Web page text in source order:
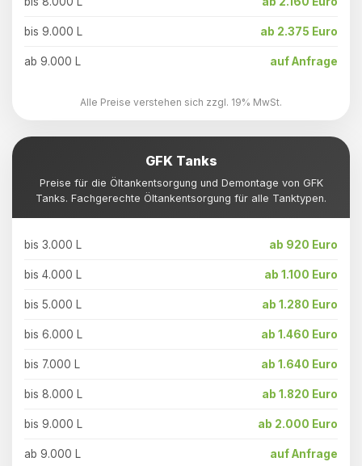
bis 9.000 L ab 2.375 Euro
ab 9.000 L auf Anfrage
Alle Preise verstehen sich zzgl. 19% MwSt.
GFK Tanks
Preise für die Öltankentsorgung und Demontage von GFK
Tanks. Fachgerechte Öltankentsorgung für alle Tanktypen.
bis 3.000 L ab 920 Euro
bis 4.000 L ab 1.100 Euro
bis 5.000 L ab 1.280 Euro
bis 6.000 L ab 1.460 Euro
bis 7.000 L ab 1.640 Euro
bis 8.000 L ab 1.820 Euro
bis 9.000 L ab 2.000 Euro
ab 9.000 L auf Anfrage